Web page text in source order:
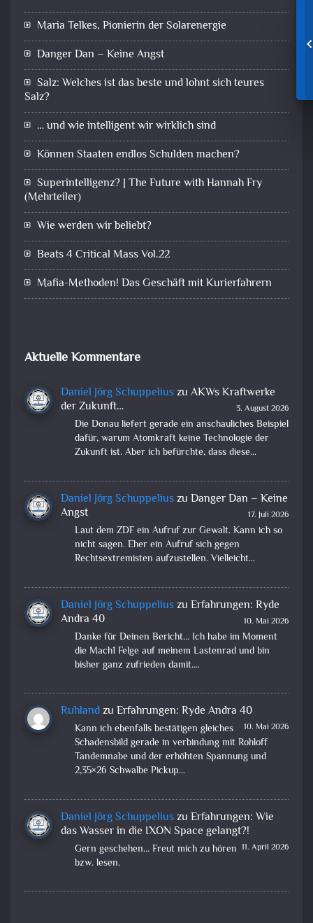
Maria Telkes, Pionierin der Solarenergie
Danger Dan – Keine Angst
Salz: Welches ist das beste und lohnt sich teures
Salz?
… und wie intelligent wir wirklich sind
Können Staaten endlos Schulden machen?
Superintelligenz? | The Future with Hannah Fry
(Mehrteiler)
Wie werden wir beliebt?
Beats 4 Critical Mass Vol.22
Mafia-Methoden! Das Geschäft mit Kurierfahrern
Aktuelle Kommentare
Daniel Jörg Schuppeliuszu AKWs Kraftwerke
der Zukunft…
3. August 2026
Die Donau liefert gerade ein anschauliches Beispiel
dafür, warum Atomkraft keine Technologie der
Zukunft ist. Aber ich befürchte, dass diese…
Daniel Jörg Schuppeliuszu Danger Dan – Keine
Angst
17. Juli 2026
Laut dem ZDF ein Aufruf zur Gewalt. Kann ich so
nicht sagen. Eher ein Aufruf sich gegen
Rechtsextremisten aufzustellen. Vielleicht…
Daniel Jörg Schuppeliuszu Erfahrungen: Ryde
Andra 40
10. Mai 2026
Danke für Deinen Bericht... Ich habe im Moment
die Mach1 Felge auf meinem Lastenrad und bin
bisher ganz zufrieden damit.…
Ruhlandzu Erfahrungen: Ryde Andra 40
10. Mai 2026
Kann ich ebenfalls bestätigen gleiches
Schadensbild gerade in verbindung mit Rohloff
Tandemnabe und der erhöhten Spannung und
2,35×26 Schwalbe Pickup…
Daniel Jörg Schuppeliuszu Erfahrungen: Wie
das Wasser in die IXON Space gelangt?!
11. April 2026
Gern geschehen... Freut mich zu hören
bzw. lesen.